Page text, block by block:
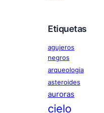
Etiquetas
agujeros
negros
arqueologia
asteroides
auroras
cielo